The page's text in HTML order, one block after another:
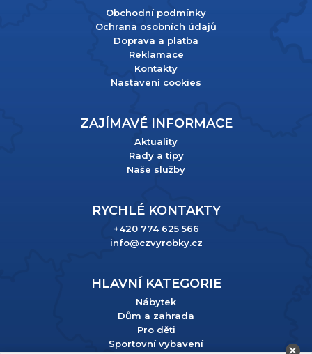
Obchodní podmínky
Ochrana osobních údajů
Doprava a platba
Reklamace
Kontakty
Nastavení cookies
ZAJÍMAVÉ INFORMACE
Aktuality
Rady a tipy
Naše služby
RYCHLÉ KONTAKTY
+420 774 625 566
info@czvyrobky.cz
HLAVNÍ KATEGORIE
Nábytek
Dům a zahrada
Pro děti
Sportovní vybavení